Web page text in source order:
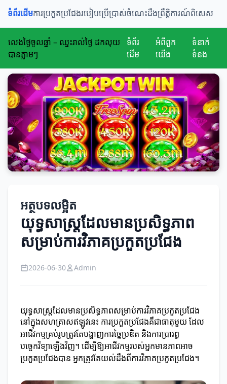
ទំព័រដើមការប្រកួតប្រជែងរបៀបប្រើប្រាស់ចំណេះដឹងព្រឹត្តិការណ៍ពិសេស
លេងថ្ងៃចូលឆ្នាំ – ឈ្នះរាល់ថ្ងៃ ដកលុយ
បានភ្លាមៗ
ទំព័រ
ដើម
អំពីពួក
យើង
ទំនាក់
ទំនង
អត្ថបទលម្អិត
យុទ្ធសាស្ត្រដែលមានប្រសិទ្ធភាព
សម្រាប់ការវិភាគប្រកួតប្រជែង
2026-06-30 Admin
យុទ្ធសាស្ត្រដែលមានប្រសិទ្ធភាពសម្រាប់ការវិភាគប្រកួតប្រជែង
នៅក្នុងសហគ្រាសឥឡូវនេះ ការប្រកួតប្រជែងគឺជាធាតុមួយ ដែល
អាជីវកម្មគ្រប់រូបត្រូវតែបង្ហាញការច្នៃប្រឌិត និងការប្រារព្ធ
បច្ចេកវិទ្យាឡើងវិញ។ ដើម្បីឱ្យអាជីវកម្មរបស់អ្នកមានភាពអាច
ប្រកួតប្រជែងបាន អ្នកត្រូវតែយល់ដឹងពីការវិភាគប្រកួតប្រជែង។